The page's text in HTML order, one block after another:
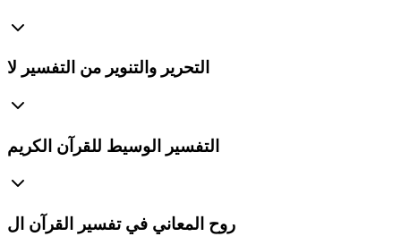
التحرير والتنوير من التفسير لا
التفسير الوسيط للقرآن الكريم
روح المعاني في تفسير القرآن ال